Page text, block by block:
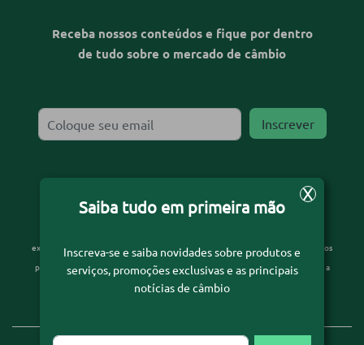
Receba nossos conteúdos e fique por dentro
de tudo sobre o mercado de câmbio
experiência de navegação. Para mais informações sobre como usamos seus dados
pessoais, acesse nossaPolítica de Privacidade. Você pode cancelar a assinatura a
qualquer momento através do link que enviamos em cada comunicação.
X
Saiba tudo em primeira mão
Inscreva-se e saiba novidades sobre produtos e
serviços, promoções exclusivas e as principais
notícias de câmbio